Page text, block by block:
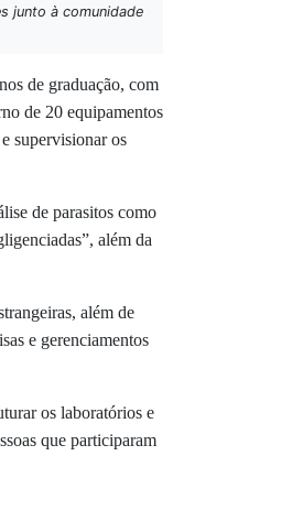
junto à comunidade
de graduação, com
de 20 equipamentos
supervisionar os
de parasitos como
além da
além de
e gerenciamentos
os laboratórios e
que participaram